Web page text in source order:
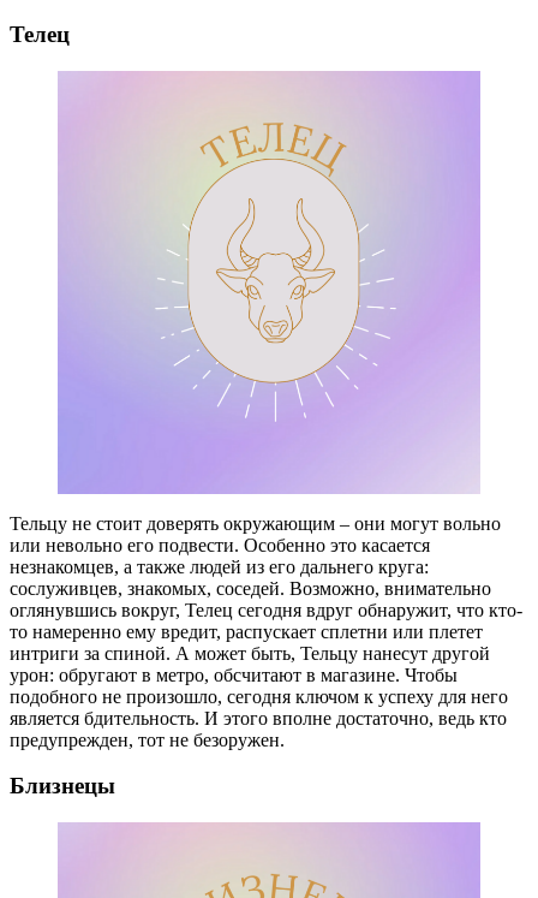
Телец
Тельцу не стоит доверять окружающим – они могут вольно
или невольно его подвести. Особенно это касается
незнакомцев, а также людей из его дальнего круга:
сослуживцев, знакомых, соседей. Возможно, внимательно
оглянувшись вокруг, Телец сегодня вдруг обнаружит, что кто-
то намеренно ему вредит, распускает сплетни или плетет
интриги за спиной. А может быть, Тельцу нанесут другой
урон: обругают в метро, обсчитают в магазине. Чтобы
подобного не произошло, сегодня ключом к успеху для него
является бдительность. И этого вполне достаточно, ведь кто
предупрежден, тот не безоружен.
Близнецы